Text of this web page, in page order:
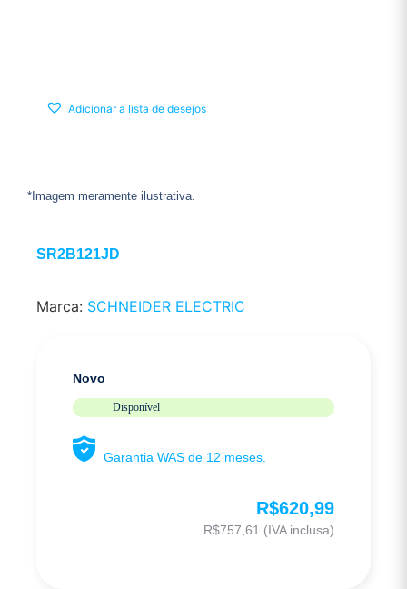
Adicionar a lista de desejos
*Imagem meramente ilustrativa.
SR2B121JD
Marca: SCHNEIDER ELECTRIC
Novo
Disponível
Garantia WAS de 12 meses.
R$620,99
R$757,61 (IVA inclusa)